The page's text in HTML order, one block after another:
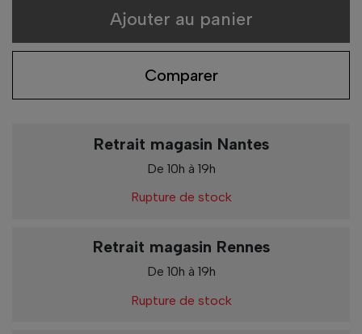
Ajouter au panier
Comparer
Retrait magasin Nantes
De 10h à 19h
Rupture de stock
Retrait magasin Rennes
De 10h à 19h
Rupture de stock